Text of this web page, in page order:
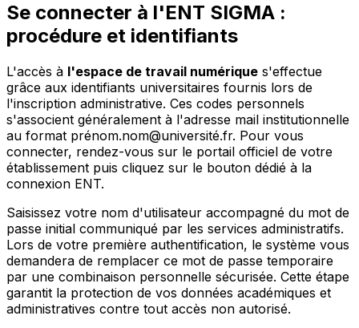
Se connecter à l'ENT SIGMA :
procédure et identifiants
L'accès à l'espace de travail numérique s'effectue
grâce aux identifiants universitaires fournis lors de
l'inscription administrative. Ces codes personnels
s'associent généralement à l'adresse mail institutionnelle
au format prénom.nom@université.fr. Pour vous
connecter, rendez-vous sur le portail officiel de votre
établissement puis cliquez sur le bouton dédié à la
connexion ENT.
Saisissez votre nom d'utilisateur accompagné du mot de
passe initial communiqué par les services administratifs.
Lors de votre première authentification, le système vous
demandera de remplacer ce mot de passe temporaire
par une combinaison personnelle sécurisée. Cette étape
garantit la protection de vos données académiques et
administratives contre tout accès non autorisé.